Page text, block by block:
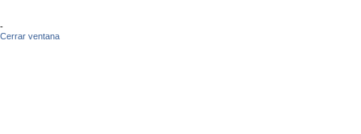
-
Cerrar ventana